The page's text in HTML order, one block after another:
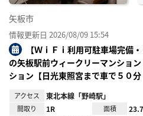
矢板市
情報更新日 2026/08/09 15:54
【ＷｉＦｉ利用可駐車場完備
の矢板駅前ウィークリーマンショ
ション【日光東照宮まで車で５０分
アクセス 東北本線「野崎駅」
間取り 1R 面積